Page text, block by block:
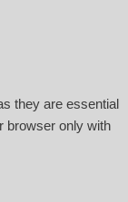
they are essential
browser only with